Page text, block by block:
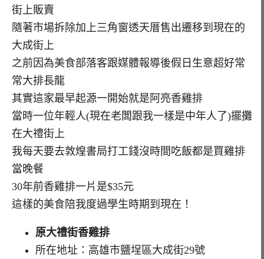
街上販賣
隨著市場拆除加上三角窗透天厝售出遷移到現在的
大成街上
之前因為美食部落客跟媒體報導後假日生意超好常
常大排長龍
其實這家最早起源一開始就是阿亮香雞排
當時一位年輕人(現在老闆跟我一樣是中年人了)擺攤
在大禮街上
我每天要去敦煌書局打工錢沒時間吃飯都是買雞排
當晚餐
30年前香雞排一片是$35元
這樣的美食陪我度過學生時期到現在！
原大禮街香雞排
所在地址：高雄市鹽埕區大成街29號